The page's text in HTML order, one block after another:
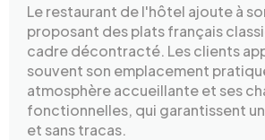
Le restaurant de l'hôtel ajoute à
proposant des plats français
cadre décontracté. Les clients
souvent son emplacement
atmosphère accueillante et ses
fonctionnelles, qui garantissent
et sans tracas.